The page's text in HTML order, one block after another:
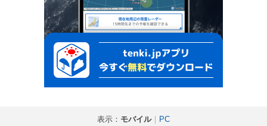
表示： モバイル｜ PC